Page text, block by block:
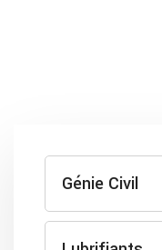
Génie Civil